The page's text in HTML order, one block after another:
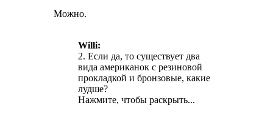
Можно.
Willi:
2. Если да, то существует два
вида американок с резиновой
прокладкой и бронзовые, какие
лудше?
Нажмите, чтобы раскрыть...